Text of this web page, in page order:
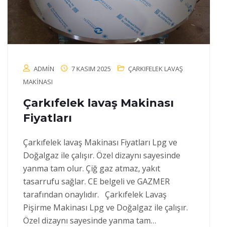
ADMIN 7 KASIM 2025
ÇARKIFELEK LAVAŞ
MAKINASI
Çarkıfelek lavaş Makinası
Fiyatları
Çarkıfelek lavaş Makinası Fiyatları Lpg ve
Doğalgaz ile çalışır. Özel dizaynı sayesinde
yanma tam olur. Çiğ gaz atmaz, yakıt
tasarrufu sağlar. CE belgeli ve GAZMER
tarafından onaylıdır. Çarkıfelek Lavaş
Pişirme Makinası Lpg ve Doğalgaz ile çalışır.
Özel dizaynı sayesinde yanma tam…